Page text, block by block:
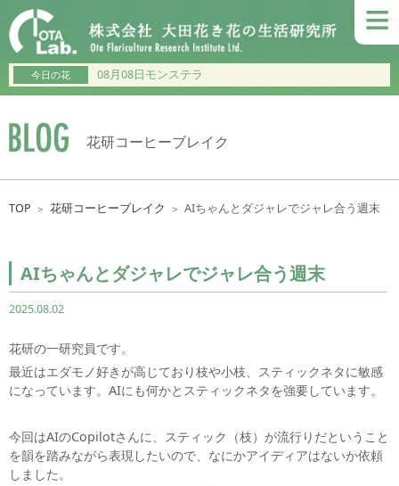
≡
今日の花 08月08日モンステラ
花研コーヒーブレイク
TOP ＞ 花研コーヒーブレイク ＞ AIちゃんとダジャレでジャレ合う週末
AIちゃんとダジャレでジャレ合う週末
2025.08.02
花研の一研究員です。
最近はエダモノ好きが高じており枝や小枝、スティックネタに敏感
になっています。AIにも何かとスティックネタを強要しています。
今回はAIのCopilotさんに、スティック（枝）が流行りだということ
を韻を踏みながら表現したいので、なにかアイディアはないか依頼
しました。